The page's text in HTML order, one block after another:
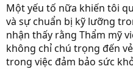
Một yếu tố nữa khiến tôi
và sự chuẩn bị kỹ lưỡng
nhận thấy rằng Thẩm mỹ
không chỉ chú trọng đến
trong việc đảm bảo sức